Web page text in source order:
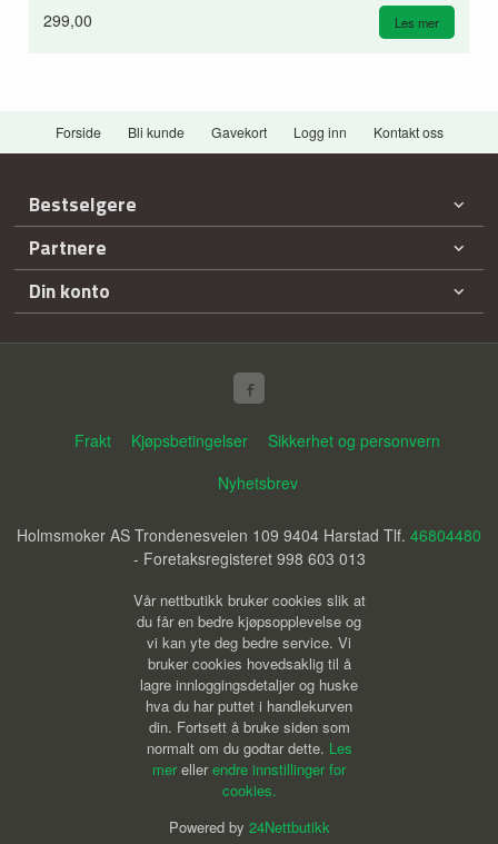
299,00 Les mer
Forside Bli kunde Gavekort Logg inn Kontakt oss
Bestselgere
Partnere
Din konto
Frakt Kjøpsbetingelser
Sikkerhet og personvern
Nyhetsbrev
Holmsmoker AS Trondenesveien 109 9404 Harstad Tlf. 46804480
- Foretaksregisteret 998 603 013
Vår nettbutikk bruker cookies slik at
du får en bedre kjøpsopplevelse og
vi kan yte deg bedre service. Vi
bruker cookies hovedsaklig til å
lagre innloggingsdetaljer og huske
hva du har puttet i handlekurven
din. Fortsett å bruke siden som
normalt om du godtar dette. Les
mer ellerendre innstillinger for
cookies.
Powered by 24Nettbutikk